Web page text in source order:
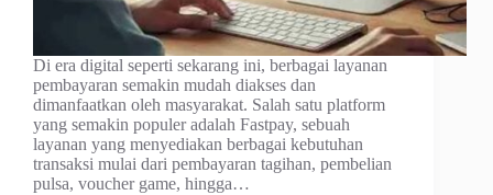
Di era digital seperti sekarang ini, berbagai layanan
pembayaran semakin mudah diakses dan
dimanfaatkan oleh masyarakat. Salah satu platform
yang semakin populer adalah Fastpay, sebuah
layanan yang menyediakan berbagai kebutuhan
transaksi mulai dari pembayaran tagihan, pembelian
pulsa, voucher game, hingga…